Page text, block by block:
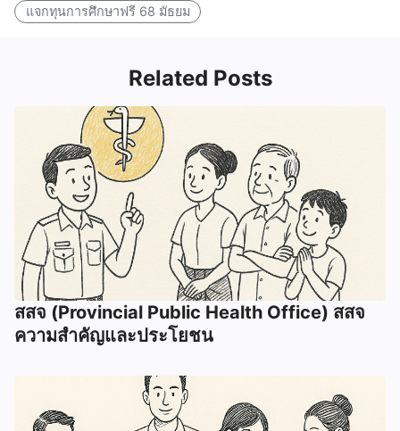
แจกทุนการศึกษาฟรี 68 มัธยม
Related Posts
สสจ (Provincial Public Health Office) สสจ
ความสำคัญและประโยชน